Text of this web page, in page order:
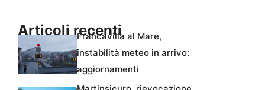
Articoli recenti
Francavilla al Mare,
instabilità meteo in arrivo:
aggiornamenti